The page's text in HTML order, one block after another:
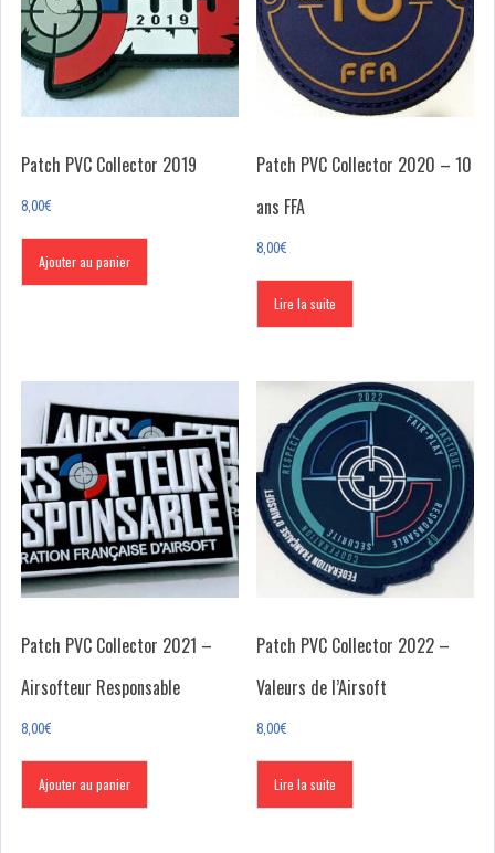
Patch PVC Collector 2019
8,00€
Ajouter au panier
Patch PVC Collector 2020 – 10
ans FFA
8,00€
Lire la suite
Patch PVC Collector 2021 –
Airsofteur Responsable
8,00€
Ajouter au panier
Patch PVC Collector 2022 –
Valeurs de l’Airsoft
8,00€
Lire la suite